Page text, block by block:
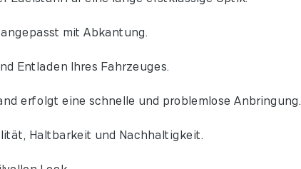
mit Abkantung.
Entladen Ihres Fahrzeuges.
erfolgt eine schnelle und problemlose Anbringung.
Haltbarkeit und Nachhaltigkeit.